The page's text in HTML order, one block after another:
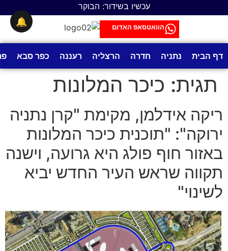
עכשיו בשידור: הבוקר
הוואטסאפ האדום
דף הבית נתניה חדרה הרצליה רעננה כפר סבא
תגית: כיכר המלונות
ריקה אידלמן, מקימת "קרן נתניה
ירוקה": "תוכנית כיכר המלונות
באזור חוף פולג היא גרועה, וישנה
תקווה שראש העיר החדש יביא
לשינוי"
🔔